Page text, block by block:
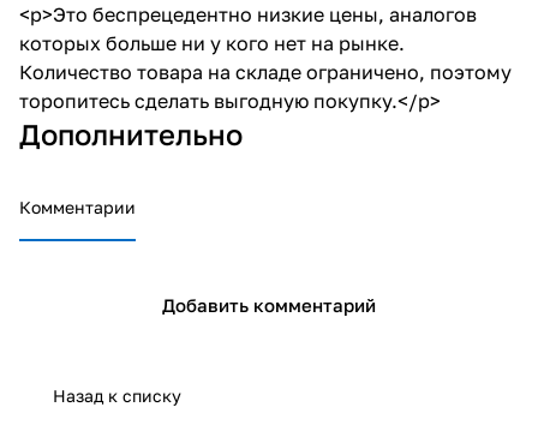
<p>Это беспрецедентно низкие цены, аналогов
которых больше ни у кого нет на рынке.
Количество товара на складе ограничено, поэтому
торопитесь сделать выгодную покупку.</p>
Дополнительно
Комментарии
Добавить комментарий
Назад к списку